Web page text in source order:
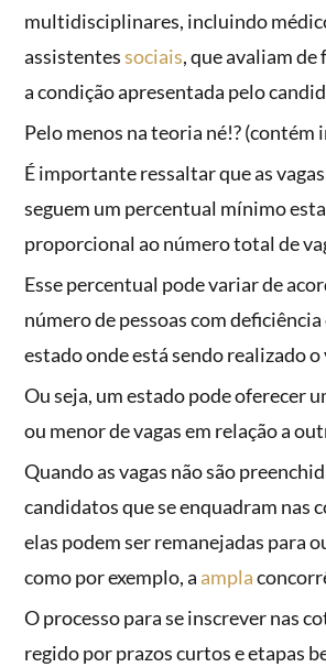
multidisciplinares, incluindo
assistentessociais, que avaliam
a condição apresentada pelo
Pelo menos na teoria né!? (contém
É importante ressaltar que as
seguem um percentual mínimo
proporcional ao número total de
Esse percentual pode variar de
número de pessoas com
estado onde está sendo realizado
Ou seja, um estado pode oferecer
ou menor de vagas em relação a
Quando as vagas não são
candidatos que se enquadram nas
elas podem ser remanejadas para
como por exemplo, a ampla
O processo para se inscrever nas
regido por prazos curtos e etapas